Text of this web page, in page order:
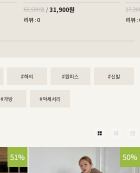
65,500원 / 31,900원
리뷰 : 0 리뷰 :
#하의 #원피스 #신발
#가방 #악세서리
51% 50%